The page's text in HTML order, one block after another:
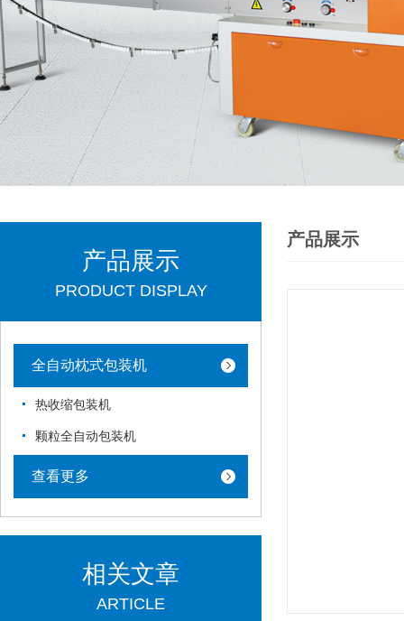
产品展示
PRODUCT DISPLAY
全自动枕式包装机
热收缩包装机
颗粒全自动包装机
查看更多
相关文章
ARTICLE
产品展示